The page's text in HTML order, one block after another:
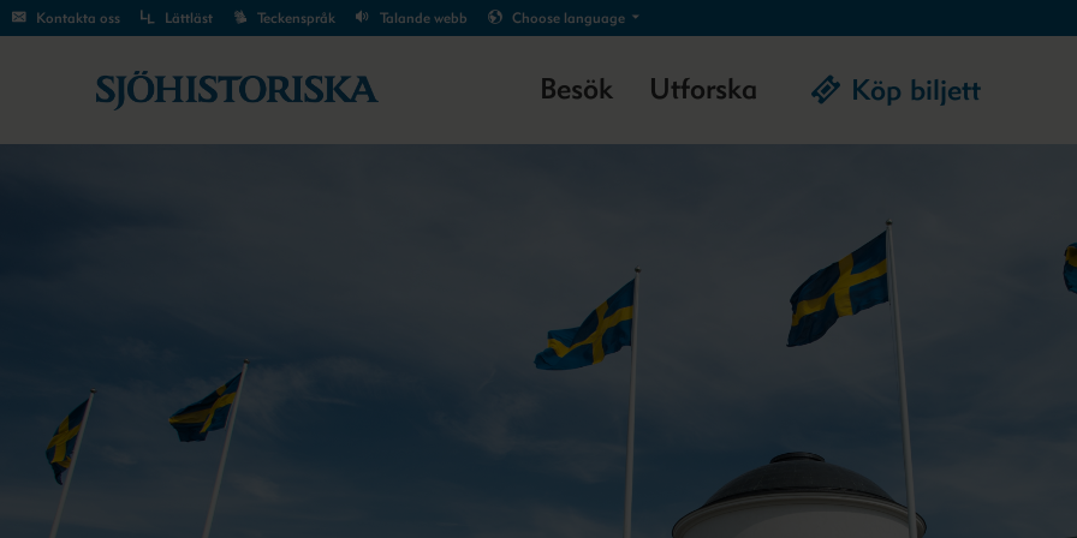
Kontakta oss Lättläst Teckenspråk Talande webb Choose language
Besök Utforska Köp biljett